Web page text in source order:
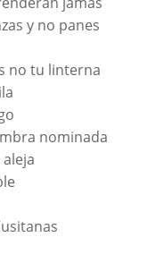
y no panes
no tu linterna
nominada